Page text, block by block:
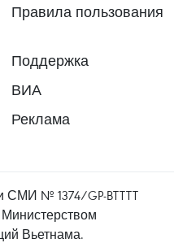
Правила пользования
Поддержка
ВИА
Реклама
СМИ № 1374/GP-BTTTT
Министерством
Вьетнама.